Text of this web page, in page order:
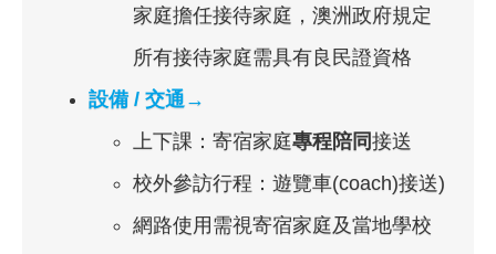
家庭擔任接待家庭，澳洲政府規定
所有接待家庭需具有良民證資格
設備 / 交通→
上下課：寄宿家庭專程陪同接送
校外參訪行程：遊覽車(coach)接送)
網路使用需視寄宿家庭及當地學校